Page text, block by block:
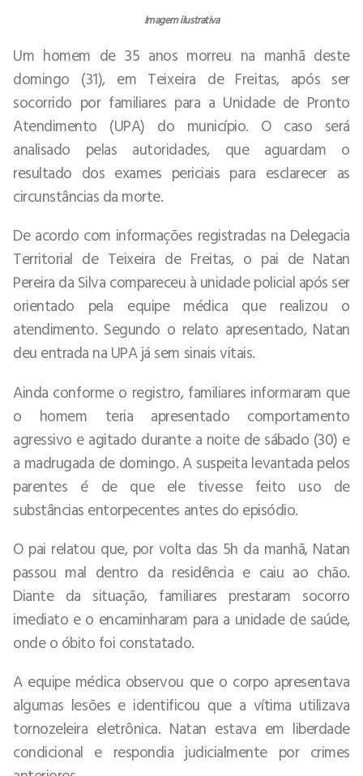
Imagem ilustrativa
Um homem de 35 anos morreu na manhã deste
domingo (31), em Teixeira de Freitas, após ser
socorrido por familiares para a Unidade de Pronto
Atendimento (UPA) do município. O caso será
analisado pelas autoridades, que aguardam o
resultado dos exames periciais para esclarecer as
circunstâncias da morte.
De acordo com informações registradas na Delegacia
Territorial de Teixeira de Freitas, o pai de Natan
Pereira da Silva compareceu à unidade policial após ser
orientado pela equipe médica que realizou o
atendimento. Segundo o relato apresentado, Natan
deu entrada na UPA já sem sinais vitais.
Ainda conforme o registro, familiares informaram que
o homem teria apresentado comportamento
agressivo e agitado durante a noite de sábado (30) e
a madrugada de domingo. A suspeita levantada pelos
parentes é de que ele tivesse feito uso de
substâncias entorpecentes antes do episódio.
O pai relatou que, por volta das 5h da manhã, Natan
passou mal dentro da residência e caiu ao chão.
Diante da situação, familiares prestaram socorro
imediato e o encaminharam para a unidade de saúde,
onde o óbito foi constatado.
A equipe médica observou que o corpo apresentava
algumas lesões e identificou que a vítima utilizava
tornozeleira eletrônica. Natan estava em liberdade
condicional e respondia judicialmente por crimes